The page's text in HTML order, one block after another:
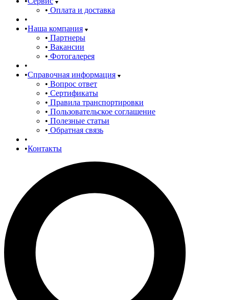
Оплата и доставка
Наша компания
Партнеры
Вакансии
Фотогалерея
Справочная информация
Вопрос ответ
Сертификаты
Правила транспортировки
Пользовательское соглашение
Полезные статьи
Обратная связь
Контакты